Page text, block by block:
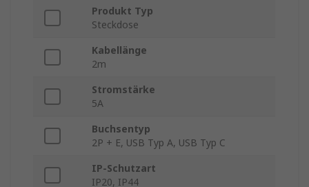
Produkt Typ
Steckdose
Kabellänge
2m
Stromstärke
5A
Buchsentyp
2P + E, USB Typ A, USB Typ C
IP-Schutzart
IP20, IP44